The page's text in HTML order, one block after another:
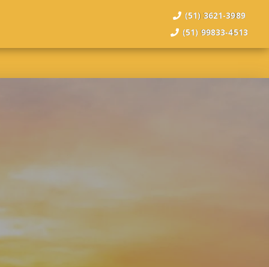
(51) 3621-3989
(51) 99833-4513